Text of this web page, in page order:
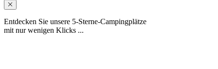
Entdecken Sie unsere 5-Sterne-Campingplätze
mit nur wenigen Klicks ...